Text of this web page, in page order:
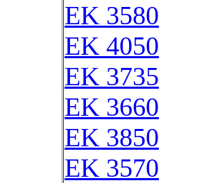
EK 3580
EK 4050
EK 3735
EK 3660
EK 3850
EK 3570